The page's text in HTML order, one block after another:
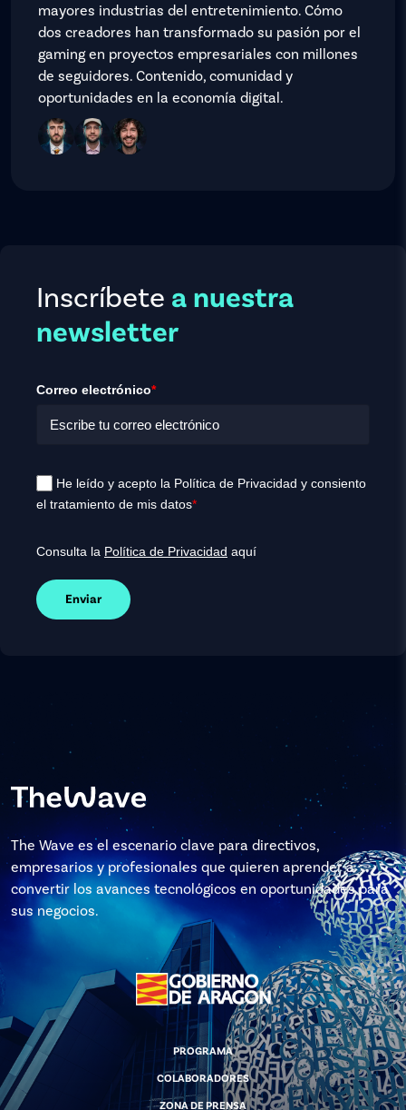
mayores industrias del entretenimiento. Cómo
dos creadores han transformado su pasión por el
gaming en proyectos empresariales con millones
de seguidores. Contenido, comunidad y
oportunidades en la economía digital.
Inscríbete a nuestra
newsletter
Correo electrónico*
He leído y acepto la Política de Privacidad y consiento
el tratamiento de mis datos*
Consulta la Política de Privacidad aquí
Enviar
The Wave es el escenario clave para directivos,
empresarios y profesionales que quieren aprender a
convertir los avances tecnológicos en oportunidades para
sus negocios.
PROGRAMA
COLABORADORES
ZONA DE PRENSA